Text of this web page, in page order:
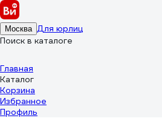
Москва Для юрлиц
Поиск в каталоге
Главная
Каталог
Корзина
Избранное
Профиль